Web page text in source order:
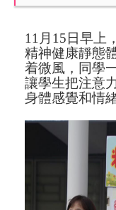
11月 15 日早上
精神健康靜態
着微風，同學
讓學生把注意
身體感覺和情緒